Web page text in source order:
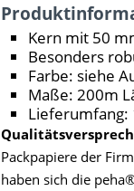
Kern mit 50
Besonders
Farbe: siehe
Maße: 200m
Lieferumfang:
Packpapiere der
haben sich die